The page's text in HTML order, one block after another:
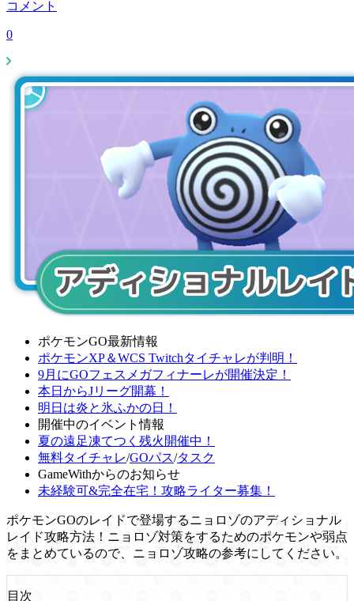
コメント
0
ポケモンGO最新情報
ポケモンXP＆WCS Twitchタイチャレが判明！
9月にGOフェスメガフィナーレが開催決定！
本日からJリーグ開幕！
明日は炎と氷ふかの日！
開催中のイベント情報
夏の遠足凍てつく残火開催中！
無料タイチャレ/GOパス/タスク
GameWithからのお知らせ
未経験可&完全在宅！攻略ライター募集！
ポケモンGOのレイドで登場するニョロゾのアディショナル
レイド攻略方法！ニョロゾ対策をするためのポケモンや弱点
をまとめているので、ニョロゾ攻略の参考にしてください。
目次